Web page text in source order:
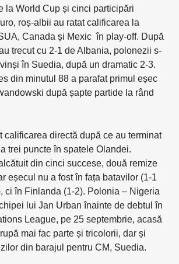
la World Cup și cinci participări
roș-albii au ratat calificarea la
Canada și Mexic în play-off. După
trecut cu 2-1 de Albania, polonezii s-
în Suedia, după un dramatic 2-3.
din minutul 88 a parafat primul eșec
după șapte partide la rând
calificarea directă după ce au terminat
trei puncte în spatele Olandei.
din cinci succese, două remize
eșecul nu a fost în fața batavilor (1-1
ci în Finlanda (1-2). Polonia – Nigeria
lui Jan Urban înainte de debtul în
League, pe 25 septembrie, acasă
mai fac parte și tricolorii, dar și
din barajul pentru CM, Suedia.